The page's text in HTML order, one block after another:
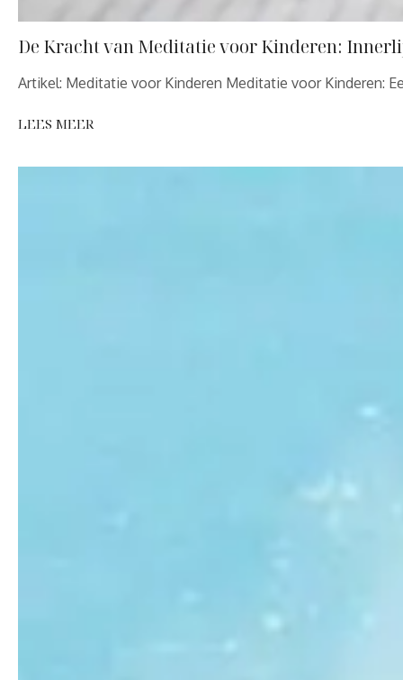
De Kracht van Meditatie voor Kinderen:
Artikel: Meditatie voor Kinderen Meditatie voor Kinderen:
LEES MEER